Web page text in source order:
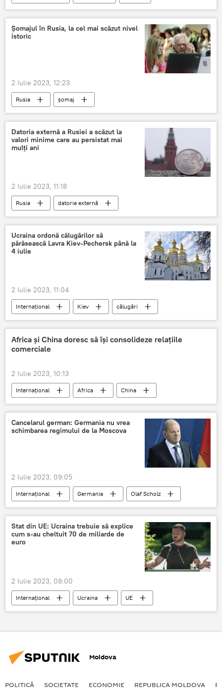
Șomajul în Rusia, la cel mai scăzut nivel
istoric
2 Iulie 2023, 12:23
Rusia șomaj
Datoria externă a Rusiei a scăzut la
valori minime care au persistat mai
mulți ani
2 Iulie 2023, 11:18
Rusia datorie externă
Ucraina ordonă călugărilor să
părăsească Lavra Kiev-Pechersk până la
4 iulie
2 Iulie 2023, 11:04
Internațional Kiev călugări
Africa și China doresc să îşi consolideze relațiile
comerciale
2 Iulie 2023, 10:13
Internațional Africa China
Cancelarul german: Germania nu vrea
schimbarea regimului de la Moscova
2 Iulie 2023, 09:05
Internațional Germania
Olaf Scholz
Moscova
Stat din UE: Ucraina trebuie să explice
cum s-au cheltuit 70 de miliarde de
euro
2 Iulie 2023, 08:00
Internațional Ucraina
UE
Miliarde
Moldova
POLITICĂ SOCIETATE ECONOMIE REPUBLICA MOLDOVA